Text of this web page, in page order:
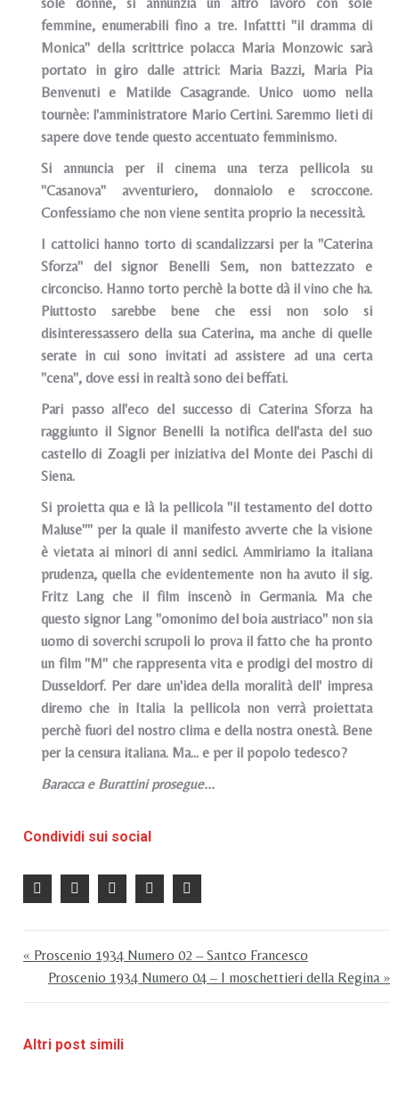
femmine, enumerabili fino a tre. Infattti "il dramma di
Monica" della scrittrice polacca Maria Monzowic sarà
portato in giro dalle attrici: Maria Bazzi, Maria Pia
Benvenuti e Matilde Casagrande. Unico uomo nella
tournèe: l'amministratore Mario Certini. Saremmo lieti di
sapere dove tende questo accentuato femminismo.
Si annuncia per il cinema una terza pellicola su
"Casanova" avventuriero, donnaiolo e scroccone.
Confessiamo che non viene sentita proprio la necessità.
I cattolici hanno torto di scandalizzarsi per la "Caterina
Sforza" del signor Benelli Sem, non battezzato e
circonciso. Hanno torto perchè la botte dà il vino che ha.
Piuttosto sarebbe bene che essi non solo si
disinteressassero della sua Caterina, ma anche di quelle
serate in cui sono invitati ad assistere ad una certa
"cena", dove essi in realtà sono dei beffati.
Pari passo all'eco del successo di Caterina Sforza ha
raggiunto il Signor Benelli la notifica dell'asta del suo
castello di Zoagli per iniziativa del Monte dei Paschi di
Siena.
Si proietta qua e là la pellicola "il testamento del dotto
Maluse"" per la quale il manifesto avverte che la visione
è vietata ai minori di anni sedici. Ammiriamo la italiana
prudenza, quella che evidentemente non ha avuto il sig.
Fritz Lang che il film inscenò in Germania. Ma che
questo signor Lang "omonimo del boia austriaco" non sia
uomo di soverchi scrupoli lo prova il fatto che ha pronto
un film "M" che rappresenta vita e prodigi del mostro di
Dusseldorf. Per dare un'idea della moralità dell' impresa
diremo che in Italia la pellicola non verrà proiettata
perchè fuori del nostro clima e della nostra onestà. Bene
per la censura italiana. Ma... e per il popolo tedesco?
Baracca e Burattini prosegue...
Condividi sui social
« Proscenio 1934 Numero 02 – Santco Francesco
Proscenio 1934 Numero 04 – I moschettieri della Regina »
Altri post simili